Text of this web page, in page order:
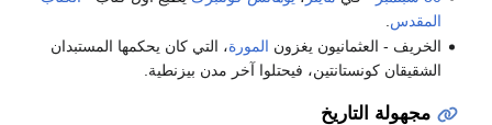
المقدس
الخريف - العثمانيون يغزون المورة، التي كان يحكمها المستبدان
الشقيقان كونستانتين، فيحتلوا آخر مدن بيزنطية.
مجهولة التاريخ